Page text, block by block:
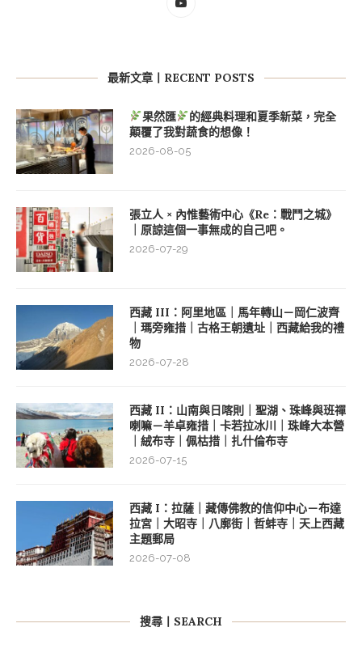
最新文章丨RECENT POSTS
果然匯
的經典料理和夏季新菜，完全
顛覆了我對蔬食的想像！
2026-08-05
張立人 × 內惟藝術中心《Re：戰鬥之城》
｜原諒這個一事無成的自己吧。
2026-07-29
西藏 III：阿里地區｜馬年轉山－岡仁波齊
｜瑪旁雍措｜古格王朝遺址｜西藏給我的禮
物
2026-07-28
西藏 II：山南與日喀則｜聖湖、珠峰與班禪
喇嘛－羊卓雍措｜卡若拉冰川｜珠峰大本營
｜絨布寺｜佩枯措｜扎什倫布寺
2026-07-15
西藏 I：拉薩｜藏傳佛教的信仰中心－布達
拉宮｜大昭寺｜八廓街｜哲蚌寺｜天上西藏
主題郵局
2026-07-08
搜尋丨SEARCH